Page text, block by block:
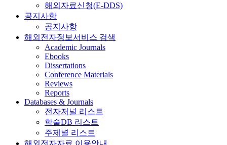
해외자료신청(E-DDS)
공지사항
공지사항
해외전자정보서비스 검색
Academic Journals
Ebooks
Dissertations
Conference Materials
Reviews
Reports
Databases & Journals
전자저널 리스트
학술DB 리스트
주제별 리스트